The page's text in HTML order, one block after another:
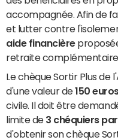
accompagnée. Afin de
et lutter contre
aide financière
retraite
Le chèque Sortir Plus
d'une valeur de150
civile. Il doit être
limite de 3 chéquiers
d'obtenir son chèque